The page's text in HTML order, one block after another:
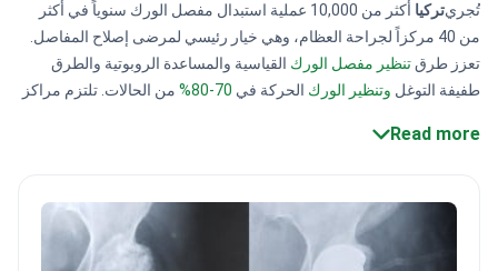
تُجريتركيا
أكثر من 10,000 عملية استبدال مفصل الورك سنوياً في أكثر
من 40 مركزاً لجراحة العظام، وهي خيار رئيسي لمرضى إصلاح المفاصل.
تعزز طرق تنظير مفصل الورك القياسية والمساعدة الروبوتية والطرق
طفيفة التوغل وتنظير الورك الحركة في 70-80%
من الحالات. تلتزم مراكز
تتراوحتكاليفعملياتRead more